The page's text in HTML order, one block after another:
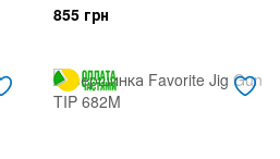
855 грн